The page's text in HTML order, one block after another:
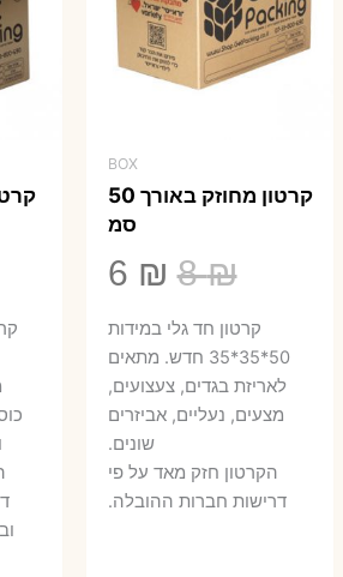
BOX
קרטון מחוזק באורך 50
סמ
8₪
המחיר
המקורי
היה:
8 ₪.
6 ₪
הנוכחיקרטון חד גלי במידות
50*35*35 חדש. מתאים
לאריזת בגדים, צעצועים,
מצעים, נעליים, אביזרים
שונים.
הקרטון חזק מאד על פי
דרישות חברות ההובלה.